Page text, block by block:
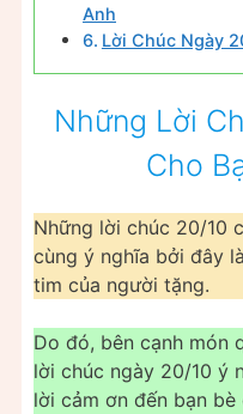
Anh
Lời Chúc Ngày
Những Lời
Cho
Những lời chúc 20/10
cùng ý nghĩa bởi đây
tim của người tặng.
Do đó, bên cạnh món
lời chúc ngày 20/10 ý
lời cảm ơn đến bạn